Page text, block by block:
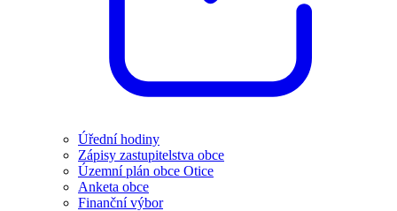
Úřední hodiny
Zápisy zastupitelstva obce
Územní plán obce Otice
Anketa obce
Finanční výbor